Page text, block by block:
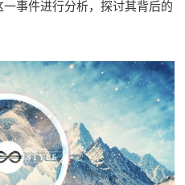
事件进行分析，探讨其背后的